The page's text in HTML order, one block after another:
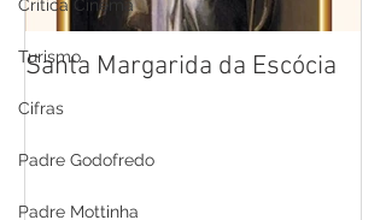
Crítica Cinema
Turismo
Cifras
Padre Godofredo
Padre Mottinha
Santa Margarida da Escócia